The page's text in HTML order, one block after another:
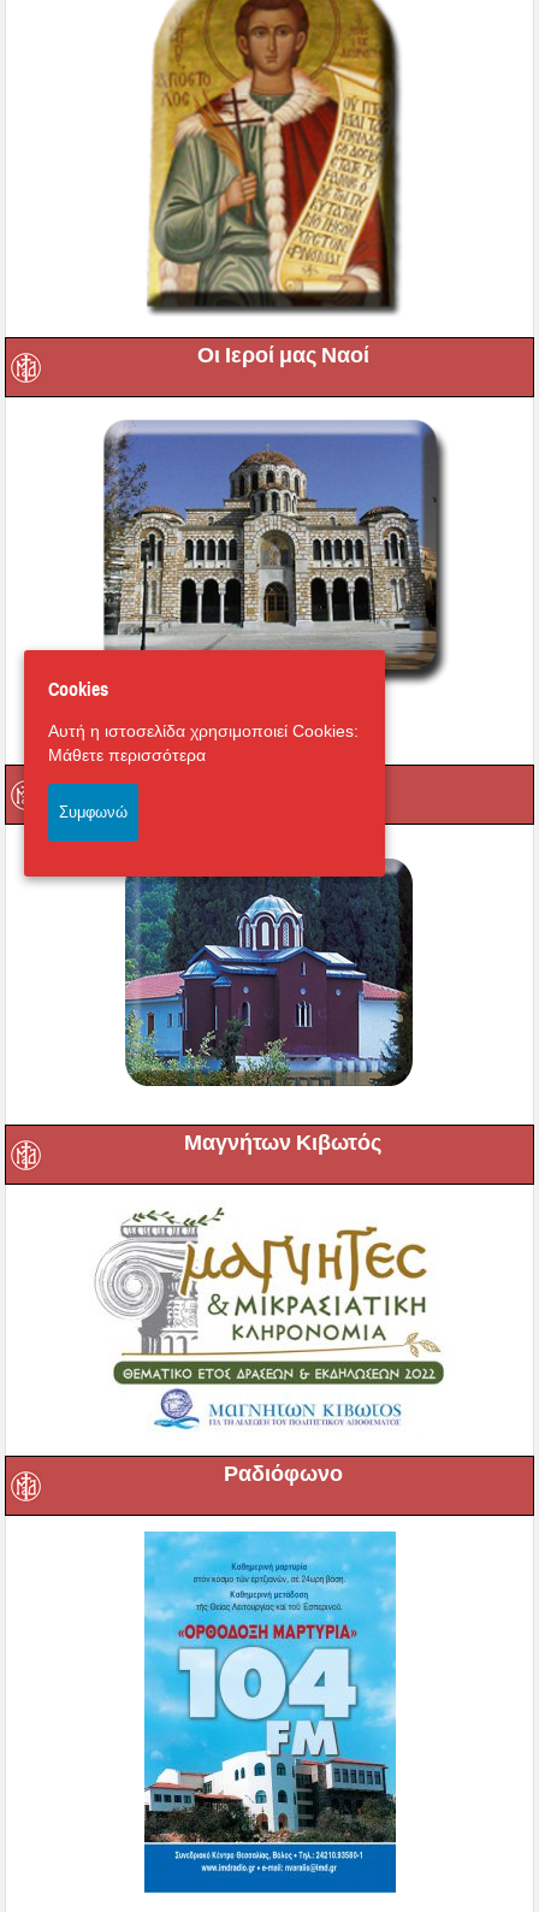
Οι Ιεροί μας Ναοί
Μητροπολιτικό Ναό
Μαγνήτων Κιβωτός
Ραδιόφωνο
Cookies
Αυτή η ιστοσελίδα χρησιμοποιεί Cookies:
Μάθετε περισσότερα
Συμφωνώ